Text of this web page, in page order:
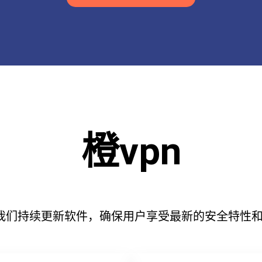
橙vpn
们持续更新软件，确保用户享受最新的安全特性和